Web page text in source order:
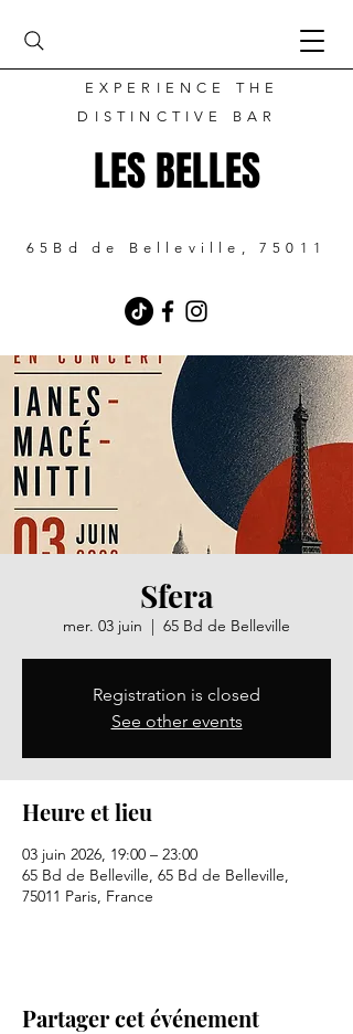
LES BELLES
EXPERIENCE THE
DISTINCTIVE BAR
65Bd de Belleville, 75011
Sfera
mer. 03 juin
  |
65 Bd de Belleville
Registration is closed
See other events
Heure et lieu
03 juin 2026, 19:00 – 23:00
65 Bd de Belleville, 65 Bd de Belleville,
75011 Paris, France
Partager cet événement